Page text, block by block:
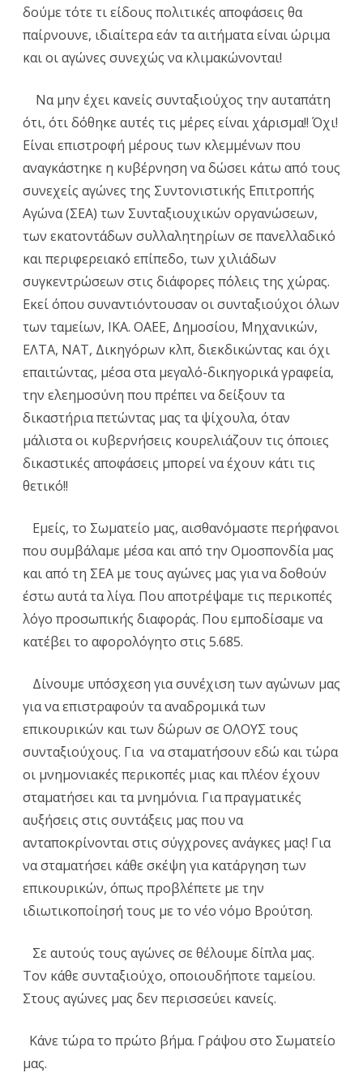
δούμε τότε τι είδους πολιτικές αποφάσεις θα
παίρνουνε, ιδιαίτερα εάν τα αιτήματα είναι ώριμα
και οι αγώνες συνεχώς να κλιμακώνονται!
Να μην έχει κανείς συνταξιούχος την αυταπάτη
ότι, ότι δόθηκε αυτές τις μέρες είναι χάρισμα!! Όχι!
Είναι επιστροφή μέρους των κλεμμένων που
αναγκάστηκε η κυβέρνηση να δώσει κάτω από τους
συνεχείς αγώνες της Συντονιστικής Επιτροπής
Αγώνα (ΣΕΑ) των Συνταξιουχικών οργανώσεων,
των εκατοντάδων συλλαλητηρίων σε πανελλαδικό
και περιφερειακό επίπεδο, των χιλιάδων
συγκεντρώσεων στις διάφορες πόλεις της χώρας.
Εκεί όπου συναντιόντουσαν οι συνταξιούχοι όλων
των ταμείων, ΙΚΑ. ΟΑΕΕ, Δημοσίου, Μηχανικών,
ΕΛΤΑ, ΝΑΤ, Δικηγόρων κλπ, διεκδικώντας και όχι
επαιτώντας, μέσα στα μεγαλό-δικηγορικά γραφεία,
την ελεημοσύνη που πρέπει να δείξουν τα
δικαστήρια πετώντας μας τα ψίχουλα, όταν
μάλιστα οι κυβερνήσεις κουρελιάζουν τις όποιες
δικαστικές αποφάσεις μπορεί να έχουν κάτι τις
θετικό!!
Εμείς, το Σωματείο μας, αισθανόμαστε περήφανοι
που συμβάλαμε μέσα και από την Ομοσπονδία μας
και από τη ΣΕΑ με τους αγώνες μας για να δοθούν
έστω αυτά τα λίγα. Που αποτρέψαμε τις περικοπές
λόγο προσωπικής διαφοράς. Που εμποδίσαμε να
κατέβει το αφορολόγητο στις 5.685.
Δίνουμε υπόσχεση για συνέχιση των αγώνων μας
για να επιστραφούν τα αναδρομικά των
επικουρικών και των δώρων σε ΟΛΟΥΣ τους
συνταξιούχους. Για να σταματήσουν εδώ και τώρα
οι μνημονιακές περικοπές μιας και πλέον έχουν
σταματήσει και τα μνημόνια. Για πραγματικές
αυξήσεις στις συντάξεις μας που να
ανταποκρίνονται στις σύγχρονες ανάγκες μας! Για
να σταματήσει κάθε σκέψη για κατάργηση των
επικουρικών, όπως προβλέπετε με την
ιδιωτικοποίησή τους με το νέο νόμο Βρούτση.
Σε αυτούς τους αγώνες σε θέλουμε δίπλα μας.
Τον κάθε συνταξιούχο, οποιουδήποτε ταμείου.
Στους αγώνες μας δεν περισσεύει κανείς.
Κάνε τώρα το πρώτο βήμα. Γράψου στο Σωματείο
μας.